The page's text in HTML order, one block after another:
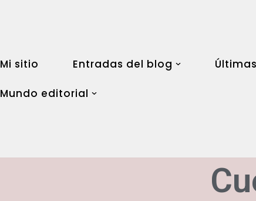
Mi sitio Entradas del blog
Mundo editorial